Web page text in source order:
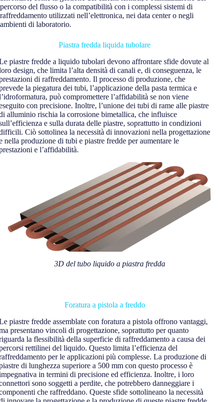
percorso del flusso o la compatibilità con i complessi sistemi di
raffreddamento utilizzati nell’elettronica, nei data center o negli
ambienti di laboratorio.
Piastra fredda liquida tubolare
piastre fredde a liquido tubolari devono affrontare sfide dovute al
design, che limita l’alta densità di canali e, di conseguenza, le
di raffreddamento. Il processo di produzione, che
la piegatura dei tubi, l’applicazione della pasta termica e
può compromettere l’affidabilità se non viene
con precisione. Inoltre, l’unione dei tubi di rame alle piastre
alluminio rischia la corrosione bimetallica, che influisce
e sulla durata delle piastre, soprattutto in condizioni
Ciò sottolinea la necessità di innovazioni nella progettazione
nella produzione di tubi e piastre fredde per aumentare le
e l’affidabilità.
3D del tubo liquido a piastra fredda
Foratura a pistola a freddo
piastre fredde assemblate con foratura a pistola offrono vantaggi,
presentano vincoli di progettazione, soprattutto per quanto
la flessibilità della superficie di raffreddamento a causa dei
rettilinei del liquido. Questo limita l’efficienza del
per le applicazioni più complesse. La produzione di
di lunghezza superiore a 500 mm con questo processo è
in termini di precisione ed efficienza. Inoltre, i loro
sono soggetti a perdite, che potrebbero danneggiare i
che raffreddano. Queste sfide sottolineano la necessità